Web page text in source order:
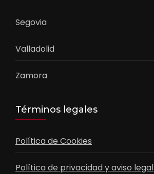
Segovia
Valladolid
Zamora
Términos legales
Política de Cookies
Política de privacidad y aviso legal